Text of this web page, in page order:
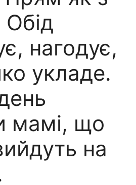
Обід
нагодує,
укладе.
мамі, що
на